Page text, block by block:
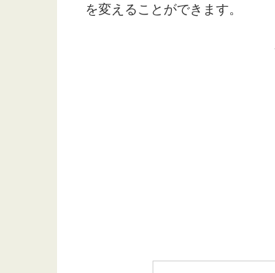
を変えることができます。